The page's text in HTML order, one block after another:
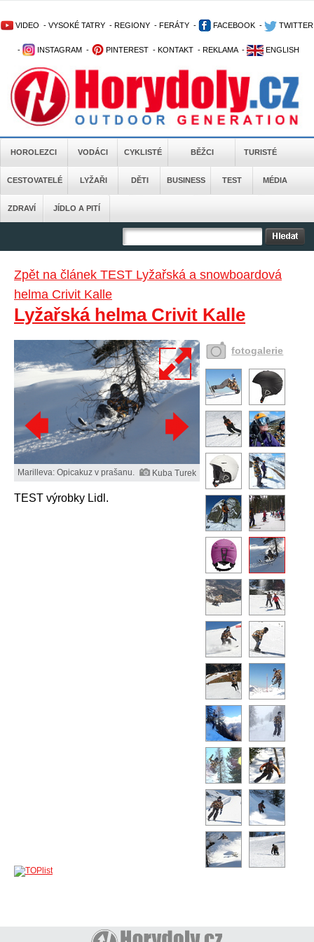
VIDEO - VYSOKÉ TATRY - REGIONY - FERÁTY - FACEBOOK - TWITTER
- INSTAGRAM - PINTEREST - KONTAKT - REKLAMA - ENGLISH
HOROLEZCI VODÁCI CYKLISTÉ BĚŽCI TURISTÉ
CESTOVATELÉ LYŽAŘI DĚTI BUSINESS TEST MÉDIA
ZDRAVÍ JÍDLO A PITÍ
Zpět na článek TEST Lyžařská a snowboardová
helma Crivit Kalle
Lyžařská helma Crivit Kalle
Marilleva: Opicakuz v prašanu. Kuba Turek
TEST výrobky Lidl.
fotogalerie